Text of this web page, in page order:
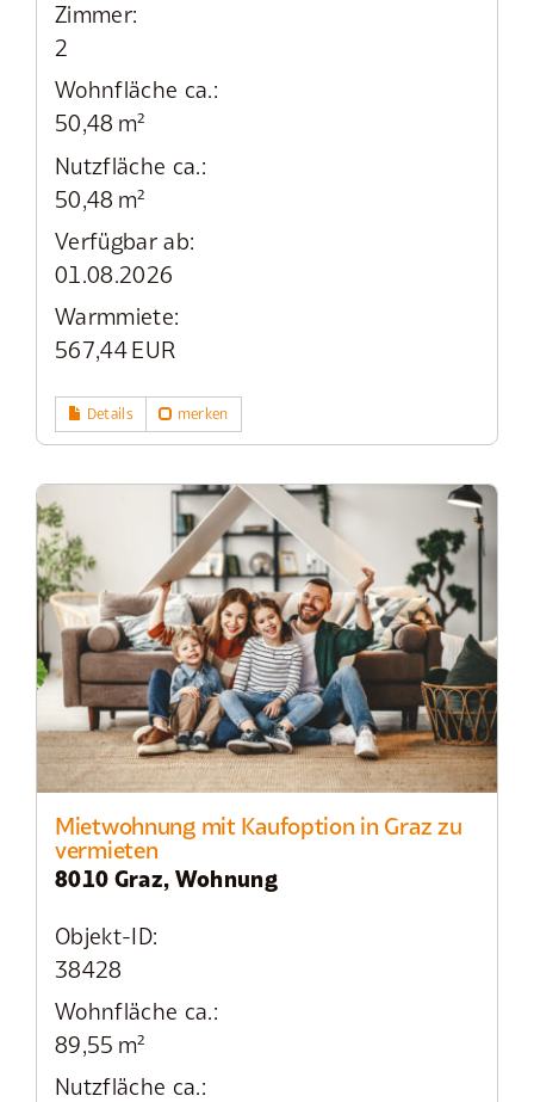
Zimmer:
2
Wohnfläche ca.:
50,48 m²
Nutzfläche ca.:
50,48 m²
Verfügbar ab:
01.08.2026
Warmmiete:
567,44 EUR
Details merken
Mietwohnung mit Kaufoption in Graz zu
vermieten
8010 Graz, Wohnung
Objekt-ID:
38428
Wohnfläche ca.:
89,55 m²
Nutzfläche ca.: